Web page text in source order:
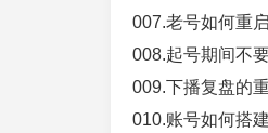
007.老号如何重启
008.起号期间不
009.下播复盘的
010.账号如何搭